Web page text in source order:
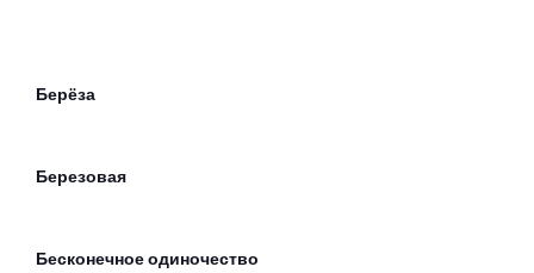
Берёза
Березовая
Бесконечное одиночество